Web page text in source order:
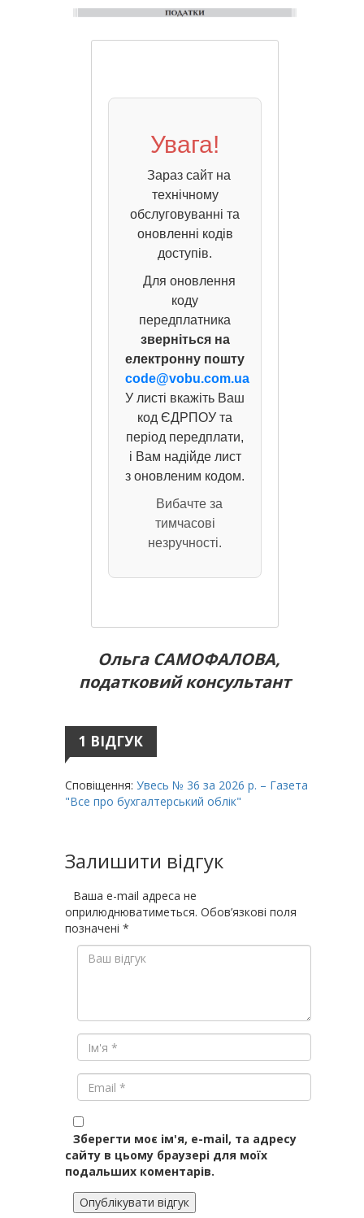
Увага!
Зараз сайт на
технічному
обслуговуванні та
оновленні кодів
доступів.
Для оновлення
коду
передплатника
зверніться на
електронну пошту
code@vobu.com.ua
У листі вкажіть Ваш
код ЄДРПОУ та
період передплати,
і Вам надійде лист
з оновленим кодом.
Вибачте за
тимчасові
незручності.
Ольга САМОФАЛОВА,
податковий консультант
1 ВІДГУК
Сповіщення: Увесь № 36 за 2026 р. – Газета
"Все про бухгалтерський облік"
Залишити відгук
Ваша e-mail адреса не
оприлюднюватиметься. Обов’язкові поля
позначені *
Зберегти моє ім'я, e-mail, та адресу
сайту в цьому браузері для моїх
подальших коментарів.